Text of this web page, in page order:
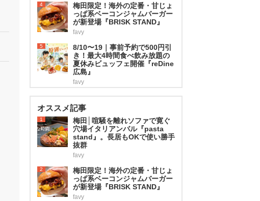
4
梅田限定！海外の定番・甘じょ
っぱ系ベーコンジャムバーガー
が新登場『BRISK STAND』
favy
5
8/10〜19｜事前予約で500円引
き！最大4時間食べ飲み放題の
夏休みビュッフェ開催『reDine
広島』
favy
オススメ記事
1
梅田│喧騒を離れソファで寛ぐ
穴場イタリアンバル『pasta
stand』。長居もOKで使い勝手
抜群
favy
2
梅田限定！海外の定番・甘じょ
っぱ系ベーコンジャムバーガー
が新登場『BRISK STAND』
favy